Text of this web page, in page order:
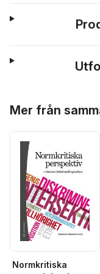
Mer från
Normkritiska